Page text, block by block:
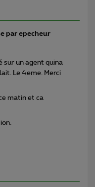
par epecheur
sur un agent quina
Le 4eme. Merci
matin et ca